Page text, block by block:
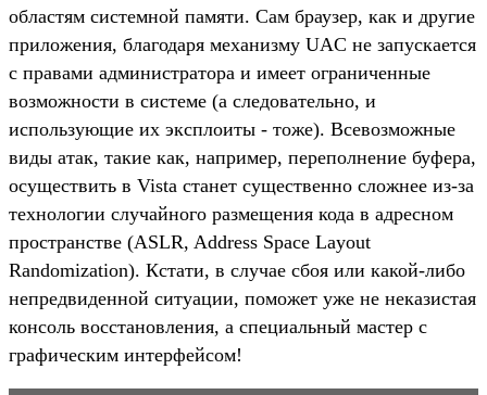
областям системной памяти. Сам браузер, как и другие
приложения, благодаря механизму UAC не запускается
с правами администратора и имеет ограниченные
возможности в системе (а следовательно, и
использующие их эксплоиты - тоже). Всевозможные
виды атак, такие как, например, переполнение буфера,
осуществить в Vista станет существенно сложнее из-за
технологии случайного размещения кода в адресном
пространстве (ASLR, Address Space Layout
Randomization). Кстати, в случае сбоя или какой-либо
непредвиденной ситуации, поможет уже не неказистая
консоль восстановления, а специальный мастер с
графическим интерфейсом!